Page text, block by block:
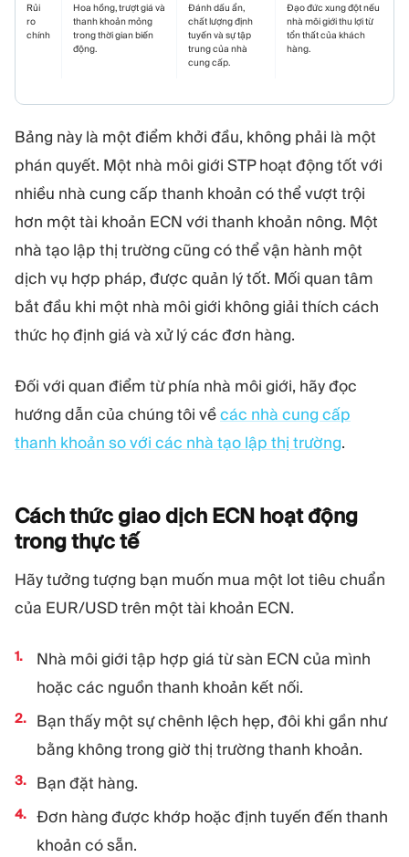
Rủi
ro
chính
Hoa hồng, trượt giá và
thanh khoản mỏng
trong thời gian biến
động.
Đánh dấu ẩn,
chất lượng định
tuyến và sự tập
trung của nhà
cung cấp.
Đạo đức xung đột nếu
nhà môi giới thu lợi từ
tổn thất của khách
hàng.
Bảng này là một điểm khởi đầu, không phải là một
phán quyết. Một nhà môi giới STP hoạt động tốt với
nhiều nhà cung cấp thanh khoản có thể vượt trội
hơn một tài khoản ECN với thanh khoản nông. Một
nhà tạo lập thị trường cũng có thể vận hành một
dịch vụ hợp pháp, được quản lý tốt. Mối quan tâm
bắt đầu khi một nhà môi giới không giải thích cách
thức họ định giá và xử lý các đơn hàng.
Đối với quan điểm từ phía nhà môi giới, hãy đọc
hướng dẫn của chúng tôi vềcác nhà cung cấp
thanh khoản so với các nhà tạo lập thị trường.
Cách thức giao dịch ECN hoạt động
trong thựctế
Hãy tưởng tượng bạn muốn mua một lot tiêu chuẩn
của EUR/USD trên một tài khoản ECN.
Nhà môi giới tập hợp giá từ sàn ECN của mình
hoặc các nguồn thanh khoản kết nối.
Bạn thấy một sự chênh lệch hẹp, đôi khi gần như
bằng không trong giờ thị trường thanh khoản.
Bạn đặt hàng.
Đơn hàng được khớp hoặc định tuyến đến thanh
khoản có sẵn.